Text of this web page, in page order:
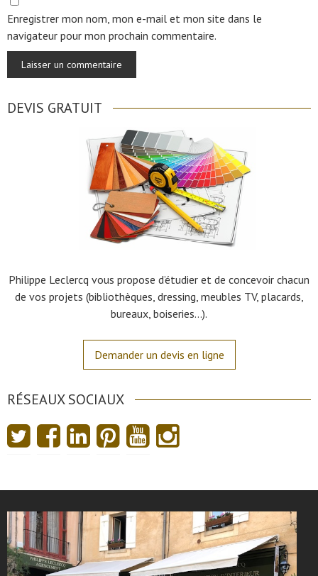
Enregistrer mon nom, mon e-mail et mon site dans le
navigateur pour mon prochain commentaire.
DEVIS GRATUIT
Philippe Leclercq vous propose d’étudier et de concevoir chacun
de vos projets (bibliothèques, dressing, meubles TV, placards,
bureaux, boiseries…).
Demander un devis en ligne
RÉSEAUX SOCIAUX